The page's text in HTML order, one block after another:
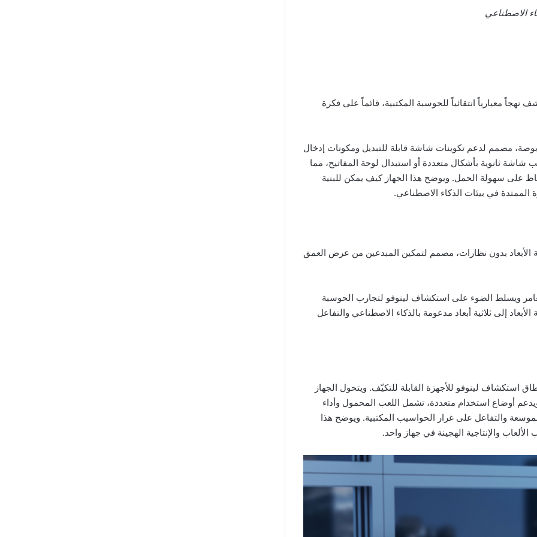
معيارياً انتقائياً للحوسبة المكتبية، قائماً على فكرة
الحاسوب بهيكل أساسي فائق النحافة بحجم 14 بوصة، مصمم لدعم تكوينات شاشة قابلة للتبديل ومكونات إدخال
شاشة ثانوية بأشكال متعددة أو استبدال لوحة المفاتيح، مما
إلى حوالي 19 بوصة مع الحفاظ على سهولة الحمل. ويوضح هذا الجهاز كيف يمكن للبنية
الممتدة في بيئات الذكاء الاصطناعي.
الأبعاد بدون نظارات، مصمم لتمكين المبدعين من عرض العمق
ويسلط الضوء على استكشاف لينوفو لتجارب الحوسبة
إلى ثلاثية أبعاد مدعومة بالذكاء الاصطناعي والتفاعل
لينوفو للأجهزة القابلة للتكيّف. ويتحول الجهاز
أوضاع استخدام متعددة، تشمل اللعب المحمول وأداء
والتفاعل على غرار الحواسيب المكتبية. ويوضح هذا
والإنتاجية الهجينة في جهاز واحد.